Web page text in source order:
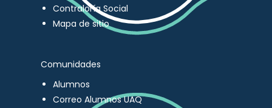
Contraloría Social
Mapa de sitio
Comunidades
Alumnos
Correo Alumnos UAQ